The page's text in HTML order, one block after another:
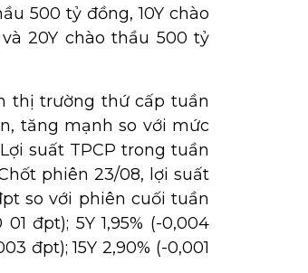
500 tỷ đồng, 10Y chào
20Y chào thầu 500 tỷ
thị trường thứ cấp tuần
tăng mạnh so với mức
suất TPCP trong tuần
phiên 23/08, lợi suất
so với phiên cuối tuần
01 đpt); 5Y 1,95% (-0,004
đpt); 15Y 2,90% (-0,001